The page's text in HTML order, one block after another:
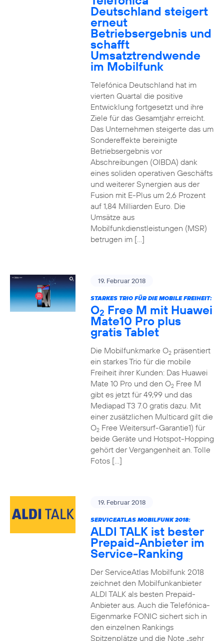
Deutschland steigert
erneut
Betriebsergebnis und
schafft
Umsatztrendwende
im Mobilfunk
Telefónica Deutschland hat im
vierten Quartal die positive
Entwicklung fortgesetzt und ihre
Ziele für das Gesamtjahr erreicht.
Das Unternehmen steigerte das um
Sondereffekte bereinigte
Betriebsergebnis vor
Abschreibungen (OIBDA) dank
eines soliden operativen Geschäfts
und weiterer Synergien aus der
Fusion mit E-Plus um 2,6 Prozent
auf 1,84 Milliarden Euro. Die
Umsätze aus
Mobilfunkdienstleistungen (MSR)
betrugen im […]
19. Februar 2018
STARKES TRIO FÜR DIE MOBILE FREIHEIT:
O2 Free M mit Huawei
Mate10 Pro plus
gratis Tablet
Die Mobilfunkmarke O2präsentiert
ein starkes Trio für die mobile
Freiheit ihrer Kunden: Das Huawei
Mate 10 Pro und den O2Free M
gibt es jetzt für 49,99 und das
Mediapad T3 7.0 gratis dazu. Mit
einer zusätzlichen Multicard gilt die
O2Free Weitersurf-Garantie1) für
beide Geräte und Hotspot-Hopping
gehört der Vergangenheit an. Tolle
Fotos […]
19. Februar 2018
SERVICEATLAS MOBILFUNK 2018:
ALDI TALK ist bester
Prepaid-Anbieter im
Service-Ranking
Der ServiceAtlas Mobilfunk 2018
zeichnet den Mobilfunkanbieter
ALDI TALK als besten Prepaid-
Anbieter aus. Auch die Telefónica-
Eigenmarke FONIC sichert sich in
den einzelnen Rankings
Spitzenplätze und die Note „sehr